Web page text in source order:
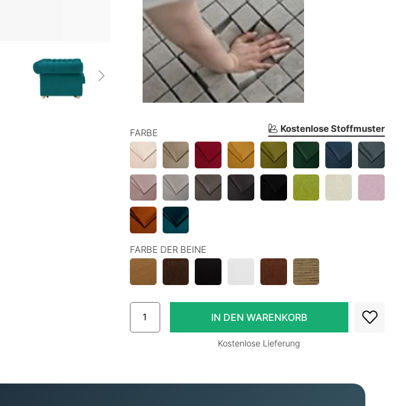
Kostenlose Stoffmuster
FARBE
FARBE DER BEINE
Kostenlose Lieferung